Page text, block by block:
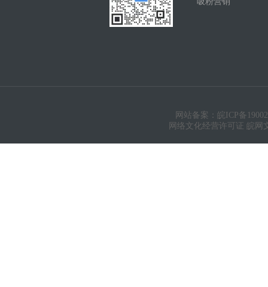
网站备案：皖ICP备
网络文化经营许可证 皖网